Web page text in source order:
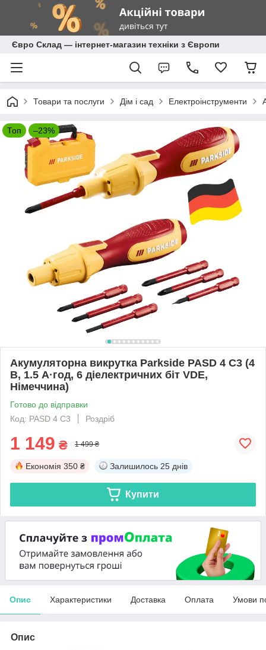
Євро Склад — інтернет-магазин техніки з Європи
Товари та послуги Дім і сад Електроінструменти
Топ –23%
Акумуляторна викрутка Parkside PASD 4 C3 (4
В, 1.5 А·год, 6 діелектричних біт VDE,
Німеччина)
Готово до відправки
Код: PASD 4 C3
Роздріб
1 149 ₴ 1 499 ₴
Економія 350 ₴ Залишилось 25 днів
Купити
Опис Характеристики Доставка Оплата Умови
Опис